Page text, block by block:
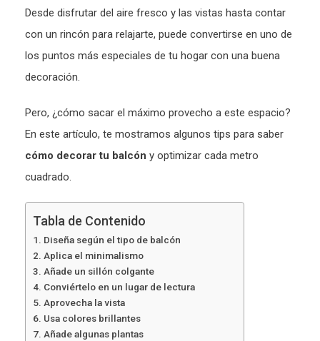
Desde disfrutar del aire fresco y las vistas hasta contar
con un rincón para relajarte, puede convertirse en uno de
los puntos más especiales de tu hogar con una buena
decoración.
Pero, ¿cómo sacar el máximo provecho a este espacio?
En este artículo, te mostramos algunos tips para saber
cómo decorar tu balcón y optimizar cada metro
cuadrado.
Tabla de Contenido
1. Diseña según el tipo de balcón
2. Aplica el minimalismo
3. Añade un sillón colgante
4. Conviértelo en un lugar de lectura
5. Aprovecha la vista
6. Usa colores brillantes
7. Añade algunas plantas